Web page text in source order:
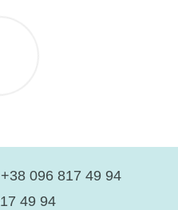
+38 096 817 49 94
49 94